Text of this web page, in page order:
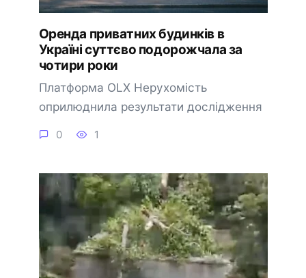
Оренда приватних будинків в
Україні суттєво подорожчала за
чотири роки
Платформа OLX Нерухомість
оприлюднила результати дослідження
0 1